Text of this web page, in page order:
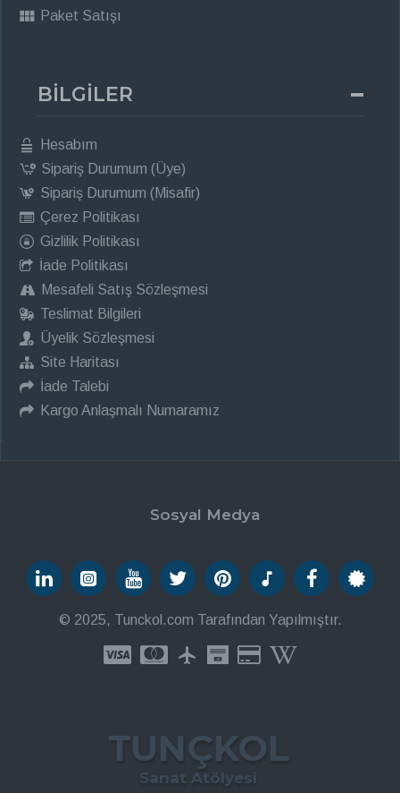
Paket Satışı
BİLGİLER
Hesabım
Sipariş Durumum (Üye)
Sipariş Durumum (Misafir)
Çerez Politikası
Gizlilik Politikası
İade Politikası
Mesafeli Satış Sözleşmesi
Teslimat Bilgileri
Üyelik Sözleşmesi
Site Haritası
İade Talebi
Kargo Anlaşmalı Numaramız
Sosyal Medya
© 2025, Tunckol.com Tarafından Yapılmıştır.
TUNÇKOL
Sanat Atölyesi